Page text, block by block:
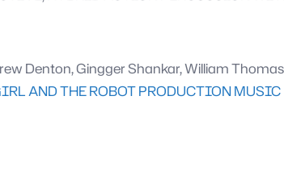
Denton, Gingger Shankar, William
AND THE ROBOT PRODUCTION MUSIC